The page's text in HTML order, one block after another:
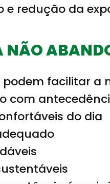
redução da
NÃO
facilitar
com
do dia